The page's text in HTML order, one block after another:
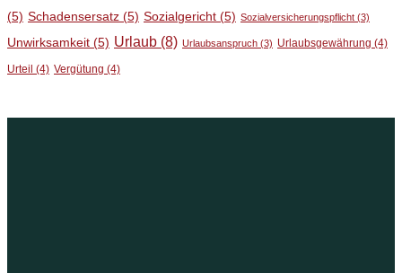
(5) Schadensersatz (5) Sozialgericht (5) Sozialversicherungspflicht (3)
Unwirksamkeit (5) Urlaub (8) Urlaubsanspruch (3) Urlaubsgewährung (4)
Urteil (4) Vergütung (4)